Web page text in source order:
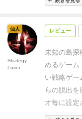
誰かが死ん
ォルキン
るとも劣
プレイし
ドはゲーム
げる指示の
気フェイズ
の位置を確
クン」を受
ている「意
合は、不足
「意思トー
殊で、同じ
くは何ら
スも単に成
いかと、ア
を同時に振
て？あの「
んですよ・
し、やるこ
ではシン
がらやるの
ますし、イ
あるかと思
でも進めこ
が正解かと
どころでは
ば100％成
を取ってい
ンスとなっ
散させる必
敗したり、
通りに進み
が壊れたり
さ。ボード
もしれま
けなら良い
してしまい
ればクリア
て、準備
変です。自
レビュー
未知の島探
めるゲーム
い戦略ゲー
らの脱出を
オ毎に設定
す。シナリ
仙人
Strategy
Lover